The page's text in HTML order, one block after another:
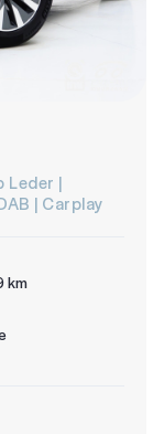
Leder |
| Carplay
km